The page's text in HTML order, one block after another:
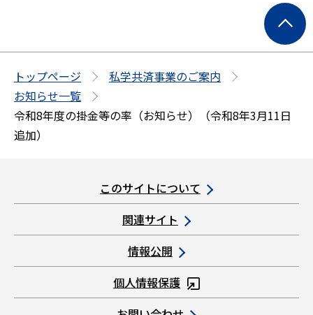
ー
ジ
頭
トップページ
私学共済事業のご案内
お知らせ一覧
令和8年度の掛金等の率（お知らせ）（令和8年3月11日
追加）
このサイトについて
関連サイト
情報公開
個人情報保護